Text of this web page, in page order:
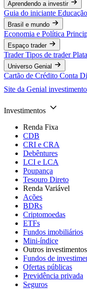
Aprendendo a investir
Guia do iniciante
Brasil e mundo
Economia e Política
Espaço trader
TraderTipos de trader
Universo Genial
Cartão de Crédito Conta
Site da Genial
Investimentos
Renda Fixa
CDB
CRI e CRA
Debêntures
LCI e LCA
Poupança
Tesouro Direto
Renda Variável
Ações
BDRs
Criptomoedas
ETFs
Fundos imobiliários
Mini-índice
Outros investimentos
Fundos de
Ofertas públicas
Previdência privada
Seguros